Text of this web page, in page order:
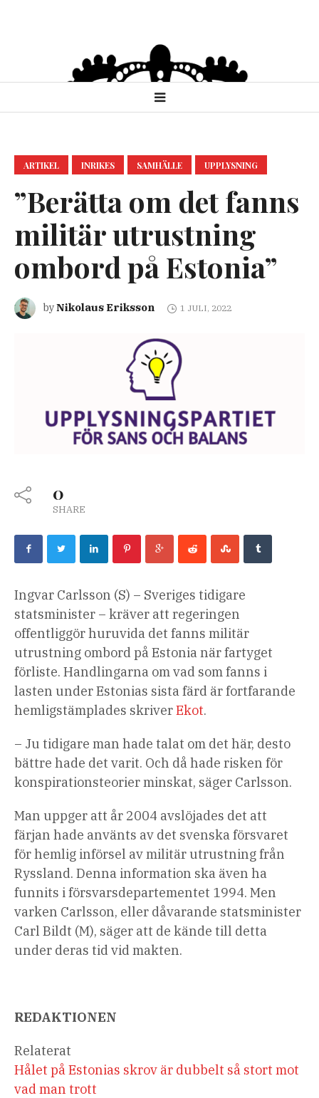
ARTIKEL INRIKES SAMHÄLLE UPPLYSNING
”Berätta om det fanns
militär utrustning
ombord på Estonia”
byNikolaus Eriksson 1 JULI, 2022
0
SHARE
Ingvar Carlsson (S) – Sveriges tidigare
statsminister – kräver att regeringen
offentliggör huruvida det fanns militär
utrustning ombord på Estonia när fartyget
förliste. Handlingarna om vad som fanns i
lasten under Estonias sista färd är fortfarande
hemligstämplades skriverEkot.
– Ju tidigare man hade talat om det här, desto
bättre hade det varit. Och då hade risken för
konspirationsteorier minskat, säger Carlsson.
Man uppger att år 2004 avslöjades det att
färjan hade använts av det svenska försvaret
för hemlig införsel av militär utrustning från
Ryssland. Denna information ska även ha
funnits i försvarsdepartementet 1994. Men
varken Carlsson, eller dåvarande statsminister
Carl Bildt (M), säger att de kände till detta
under deras tid vid makten.
REDAKTIONEN
Relaterat
Hålet på Estonias skrov är dubbelt så stort mot
vad man trott